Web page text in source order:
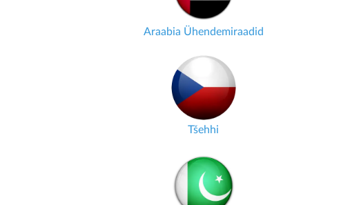
Araabia Ühendemiraadid
Tšehhi